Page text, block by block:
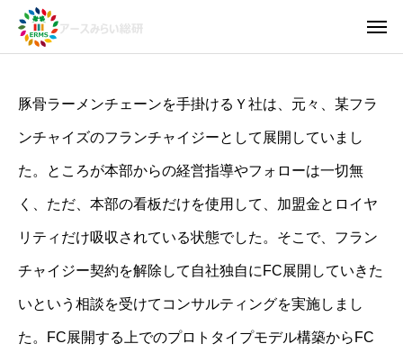
豚骨ラーメンチェーンを手掛けるＹ社は、元々、某フラ
ンチャイズのフランチャイジーとして展開していまし
た。ところが本部からの経営指導やフォローは一切無
く、ただ、本部の看板だけを使用して、加盟金とロイヤ
リティだけ吸収されている状態でした。そこで、フラン
チャイジー契約を解除して自社独自にFC展開していきた
いという相談を受けてコンサルティングを実施しまし
た。FC展開する上でのプロトタイプモデル構築からFC